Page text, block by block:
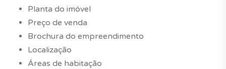
Planta do imóvel
Preço de venda
Brochura do empreendimento
Localização
Áreas de habitação